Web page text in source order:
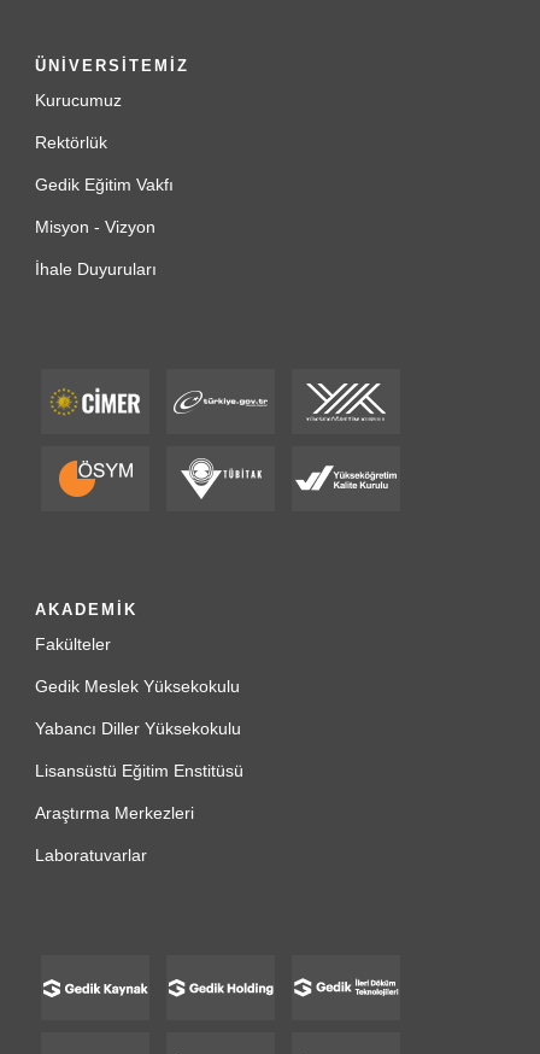
ÜNİVERSİTEMİZ
Kurucumuz
Rektörlük
Gedik Eğitim Vakfı
Misyon - Vizyon
İhale Duyuruları
AKADEMİK
Fakülteler
Gedik Meslek Yüksekokulu
Yabancı Diller Yüksekokulu
Lisansüstü Eğitim Enstitüsü
Araştırma Merkezleri
Laboratuvarlar